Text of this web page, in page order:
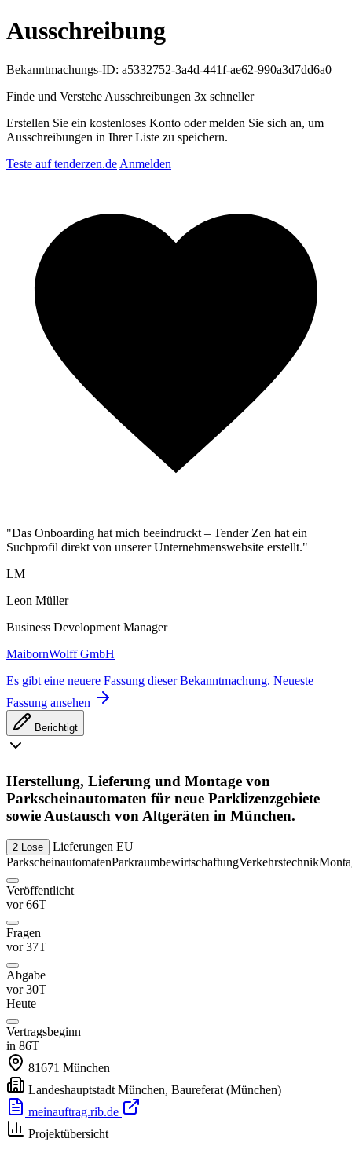
Ausschreibung
Bekanntmachungs-ID: a5332752-3a4d-441f-ae62-990a3d7dd6a0
Finde und Verstehe Ausschreibungen 3x schneller
Erstellen Sie ein kostenloses Konto oder melden Sie sich an, um
Ausschreibungen in Ihrer Liste zu speichern.
Teste auf tenderzen.de Anmelden
"Das Onboarding hat mich beeindruckt – Tender Zen hat ein
Suchprofil direkt von unserer Unternehmenswebsite erstellt."
LM
Leon Müller
Business Development Manager
MaibornWolff GmbH
Es gibt eine neuere Fassung dieser Bekanntmachung. Neueste
Fassung ansehen
Berichtigt
Herstellung, Lieferung und Montage von
Parkscheinautomaten für neue Parklizenzgebiete
sowie Austausch von Altgeräten in München.
2 Lose Lieferungen EU
ParkscheinautomatenParkraumbewirtschaftungVerkehrstechnik
Veröffentlicht
vor 66T
Fragen
vor 37T
Abgabe
vor 30T
Heute
Vertragsbeginn
in 86T
81671 München
Landeshauptstadt München, Baureferat (München)
meinauftrag.rib.de
Projektübersicht